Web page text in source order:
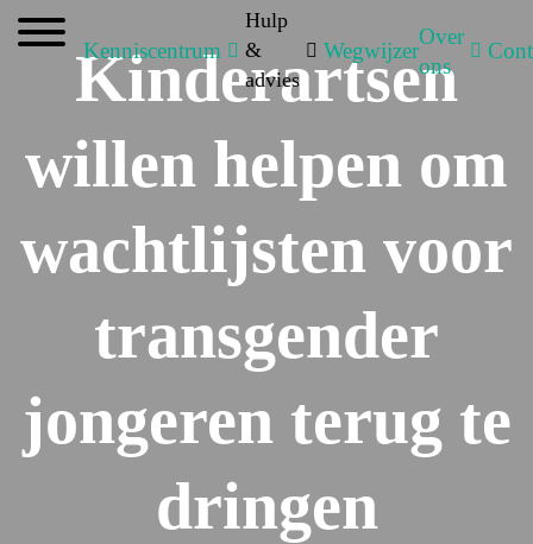
Kenniscentrum
Hulp
&
advies
Wegwijzer
Over
ons
Kinderartsen
willen helpen om
wachtlijsten voor
transgender
jongeren terug te
dringen